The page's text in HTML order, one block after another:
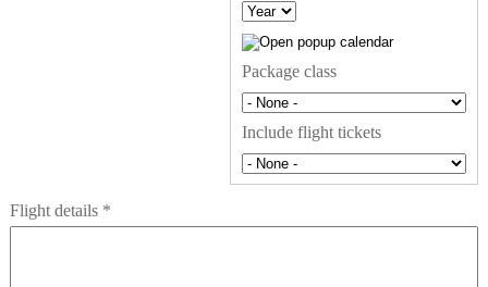
Year
Package class
Include flight tickets
Flight details *